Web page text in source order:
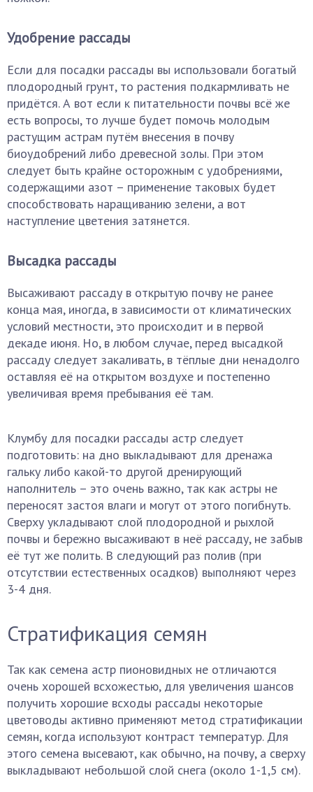
Удобрение рассады
Если для посадки рассады вы использовали богатый
плодородный грунт, то растения подкармливать не
придётся. А вот если к питательности почвы всё же
есть вопросы, то лучше будет помочь молодым
растущим астрам путём внесения в почву
биоудобрений либо древесной золы. При этом
следует быть крайне осторожным с удобрениями,
содержащими азот – применение таковых будет
способствовать наращиванию зелени, а вот
наступление цветения затянется.
Высадка рассады
Высаживают рассаду в открытую почву не ранее
конца мая, иногда, в зависимости от климатических
условий местности, это происходит и в первой
декаде июня. Но, в любом случае, перед высадкой
рассаду следует закаливать, в тёплые дни ненадолго
оставляя её на открытом воздухе и постепенно
увеличивая время пребывания её там.
Клумбу для посадки рассады астр следует
подготовить: на дно выкладывают для дренажа
гальку либо какой-то другой дренирующий
наполнитель – это очень важно, так как астры не
переносят застоя влаги и могут от этого погибнуть.
Сверху укладывают слой плодородной и рыхлой
почвы и бережно высаживают в неё рассаду, не забыв
её тут же полить. В следующий раз полив (при
отсутствии естественных осадков) выполняют через
3-4 дня.
Стратификация семян
Так как семена астр пионовидных не отличаются
очень хорошей всхожестью, для увеличения шансов
получить хорошие всходы рассады некоторые
цветоводы активно применяют метод стратификации
семян, когда используют контраст температур. Для
этого семена высевают, как обычно, на почву, а сверху
выкладывают небольшой слой снега (около 1-1,5 см).